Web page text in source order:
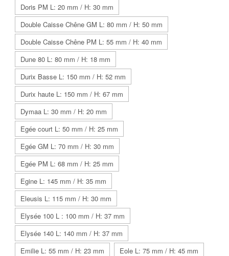
Doris PM L: 20 mm / H: 30 mm
Double Caisse Chêne GM L: 80 mm / H: 50 mm
Double Caisse Chêne PM L: 55 mm / H: 40 mm
Dune 80 L: 80 mm / H: 18 mm
Durix Basse L: 150 mm / H: 52 mm
Durix haute L: 150 mm / H: 67 mm
Dymaa L: 30 mm / H: 20 mm
Egée court L: 50 mm / H: 25 mm
Egée GM L: 70 mm / H: 30 mm
Egée PM L: 68 mm / H: 25 mm
Egine L: 145 mm / H: 35 mm
Eleusis L: 115 mm / H: 30 mm
Elysée 100 L : 100 mm / H: 37 mm
Elysée 140 L: 140 mm / H: 37 mm
Emilie L: 55 mm / H: 23 mm
Eole L: 75 mm / H: 45 mm